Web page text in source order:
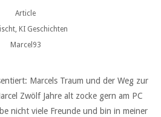
Article
, KI Geschichten
Marcel93
Marcels Traum und der Weg zur
Zwölf Jahre alt zocke gern am PC
nicht viele Freunde und bin in meiner